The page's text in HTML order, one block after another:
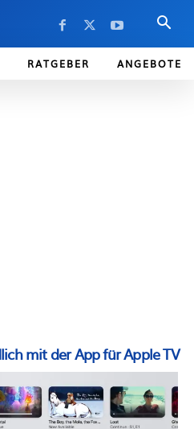
RATGEBER ANGEBOTE
mit der App für Apple TV